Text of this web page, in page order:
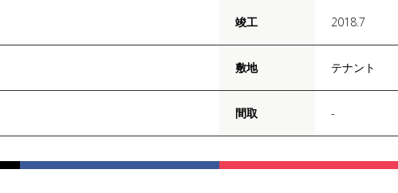
竣工 2018.7
敷地 テナント
間取 -